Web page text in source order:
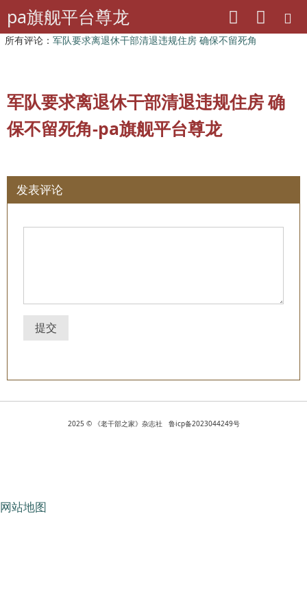
pa旗舰平台尊龙
pa旗舰平台尊龙 离退休干部工作
所有评论： 军队要求离退休干部清退违规住房 确保不留死角
军队要求离退休干部清退违规住房 确
保不留死角-pa旗舰平台尊龙
发表评论
提交
2025 © 《老干部之家》杂志社 鲁icp备2023044249号
网站地图